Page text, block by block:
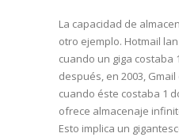
La capacidad de
otro ejemplo. Hotmail
cuando un giga costaba
después, en 2003,
cuando éste costaba 1
ofrece almacenaje
Esto implica un